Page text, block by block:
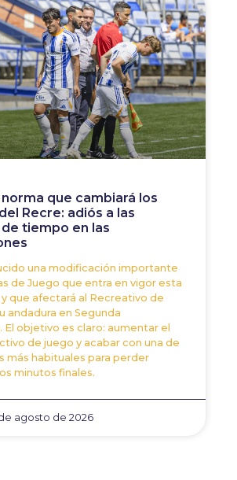
norma que cambiará los
Recre: adiós a las
tiempo en las
una modificación importante
de Juego que entra en vigor esta
que afectará al Recreativo de
andadura en Segunda
El objetivo es claro: aumentar el
de juego y acabar con una de
más habituales para perder
minutos finales.
agosto de 2026